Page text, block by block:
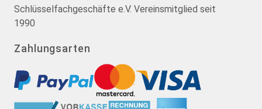
Schlüsselfachgeschäfte e.V. Vereinsmitglied seit
1990
Zahlungsarten